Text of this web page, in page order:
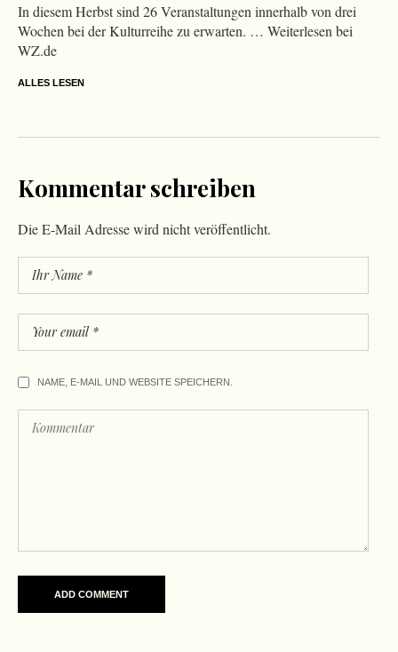
In diesem Herbst sind 26 Veranstaltungen innerhalb von drei
Wochen bei der Kulturreihe zu erwarten. … Weiterlesen bei
WZ.de
ALLES LESEN
Kommentar schreiben
Die E-Mail Adresse wird nicht veröffentlicht.
NAME, E-MAIL UND WEBSITE SPEICHERN.